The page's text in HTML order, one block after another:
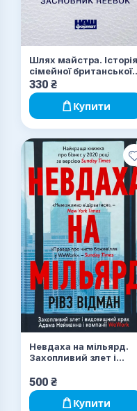
Шлях майстра. Історія
сімейної британської
фірми, що стала
світовим брендом
330 ₴
Купити
Невдаха на мільярд.
Захопливий злет і
Адама Нейманна і
компанії WeWork
500 ₴
Купити